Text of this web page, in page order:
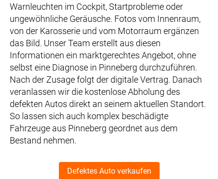
Warnleuchten im Cockpit, Startprobleme oder
ungewöhnliche Geräusche. Fotos vom Innenraum,
von der Karosserie und vom Motorraum ergänzen
das Bild. Unser Team erstellt aus diesen
Informationen ein marktgerechtes Angebot, ohne
selbst eine Diagnose in Pinneberg durchzuführen.
Nach der Zusage folgt der digitale Vertrag. Danach
veranlassen wir die kostenlose Abholung des
defekten Autos direkt an seinem aktuellen Standort.
So lassen sich auch komplex beschädigte
Fahrzeuge aus Pinneberg geordnet aus dem
Bestand nehmen.
Defektes Auto verkaufen